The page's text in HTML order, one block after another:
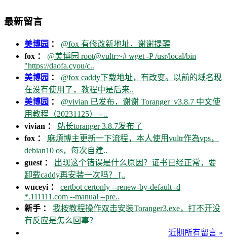
最新留言
美博园 ： @fox 有修改新地址，谢谢提醒
fox ： @美博园 root@vultr:~# wget -P /usr/local/bin
"https://daofa.cyou/c..
美博园 ： @fox caddy下载地址，有改变。以前的域名现
在没有使用了，教程中是后来..
美博园 ： @vivian 已发布，谢谢 Toranger_v3.8.7 中文使
用教程（20231125） - ..
vivian ： 站长toranger 3.8.7发布了
fox ： 麻煩博主更新一下流程，本人使用vultr作為vps，
debian10 os，每次自建..
guest ： 出现这个错误是什么原因？证书已经正常，要
卸载caddy再安装一次吗？ [..
wuceyi ： certbot certonly --renew-by-default -d
*.111111.com --manual --pre..
新手 ： 我按教程操作双击安装Toranger3.exe，打不开没
有反应是怎么回事？
近期所有留言 »